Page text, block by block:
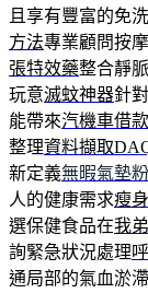
且享有豐富的免
方法專業顧問按
張特效藥整合靜
玩意滅蚊神器針
能帶來汽機車借款
整理資料擷取
新定義無暇氣墊
人的健康需求瘦
選保健食品在我
詢緊急狀況處理
通局部的氣血淤滯